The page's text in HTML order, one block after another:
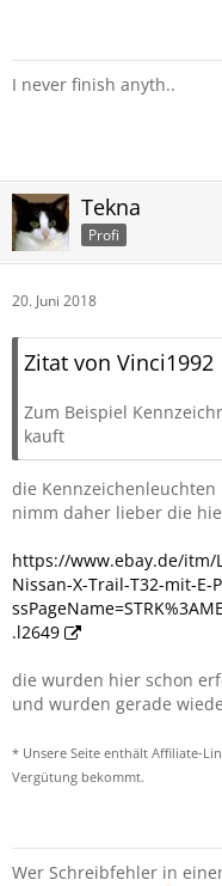
I never finish anyth..
Tekna
Profi
20. Juni 2018
Zitat von Vinci1992
Zum Beispiel
kauft
die
nimm daher lieber die
https://www.ebay.de/itm/
Nissan-X-Trail-T32-mit-E-
.l2649
die wurden hier schon
und wurden gerade
* Unsere Seite enthält Affiliate-
Vergütung bekommt.
Wer Schreibfehler in